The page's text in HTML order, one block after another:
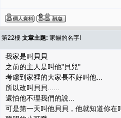
第22樓 文章主題: 家貓的名字!
我家是叫貝貝
之前的主人是叫他"貝兒"
考慮到家裡的大家長不好叫他...
所以改叫貝貝......
還怕他不理我們的說...
可是第一天叫他貝貝，他就知道你在